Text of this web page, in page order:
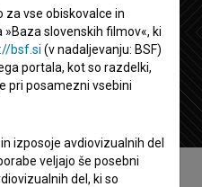
za vse obiskovalce in
slovenskih filmov«, ki
bsf.si (v nadaljevanju: BSF)
portala, kot so razdelki,
pri posamezni vsebini
izposoje avdiovizualnih del
veljajo še posebni
del, ki so